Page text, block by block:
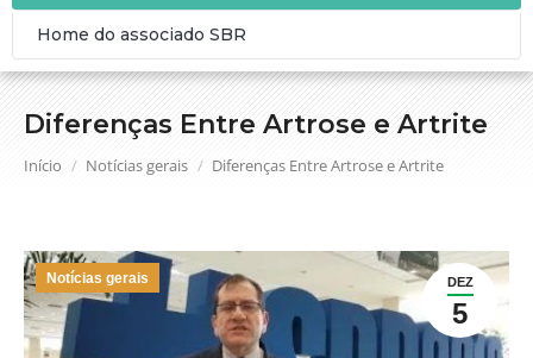
Diferenças Entre Artrose e Artrite
Você está aqui:
Início Notícias gerais Diferenças Entre Artrose e Artrite
Home do associado SBR
DEZ
5
Notícias gerais